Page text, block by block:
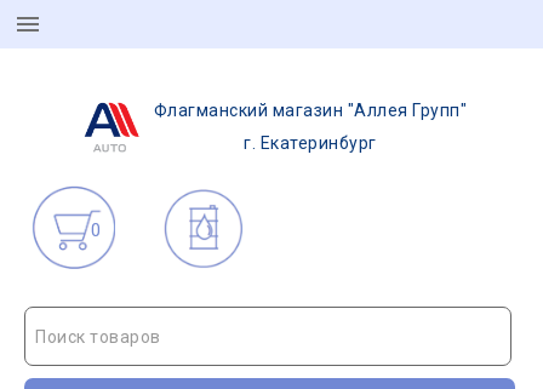
Флагманский магазин "Аллея Групп"
г. Екатеринбург
0
Поиск товаров